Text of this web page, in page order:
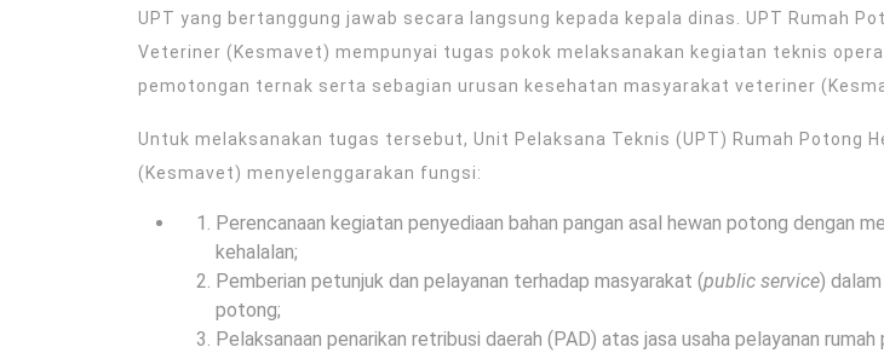
UPT yang bertanggung jawab secara langsung kepada kepala dinas. UPT Rumah
Veteriner (Kesmavet) mempunyai tugas pokok melaksanakan kegiatan teknis
pemotongan ternak serta sebagian urusan kesehatan masyarakat veteriner
Untuk melaksanakan tugas tersebut, Unit Pelaksana Teknis (UPT) Rumah Potong
(Kesmavet) menyelenggarakan fungsi:
Perencanaan kegiatan penyediaan bahan pangan asal hewan potong dengan
kehalalan;
Pemberian petunjuk dan pelayanan terhadap masyarakat (public service)
potong;
Pelaksanaan penarikan retribusi daerah (PAD) atas jasa usaha pelayanan